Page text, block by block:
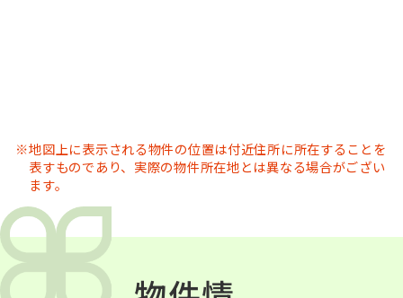
地図上に表示される物件の位置は付近住所に所在することを
表すものであり、実際の物件所在地とは異なる場合がござい
ます。